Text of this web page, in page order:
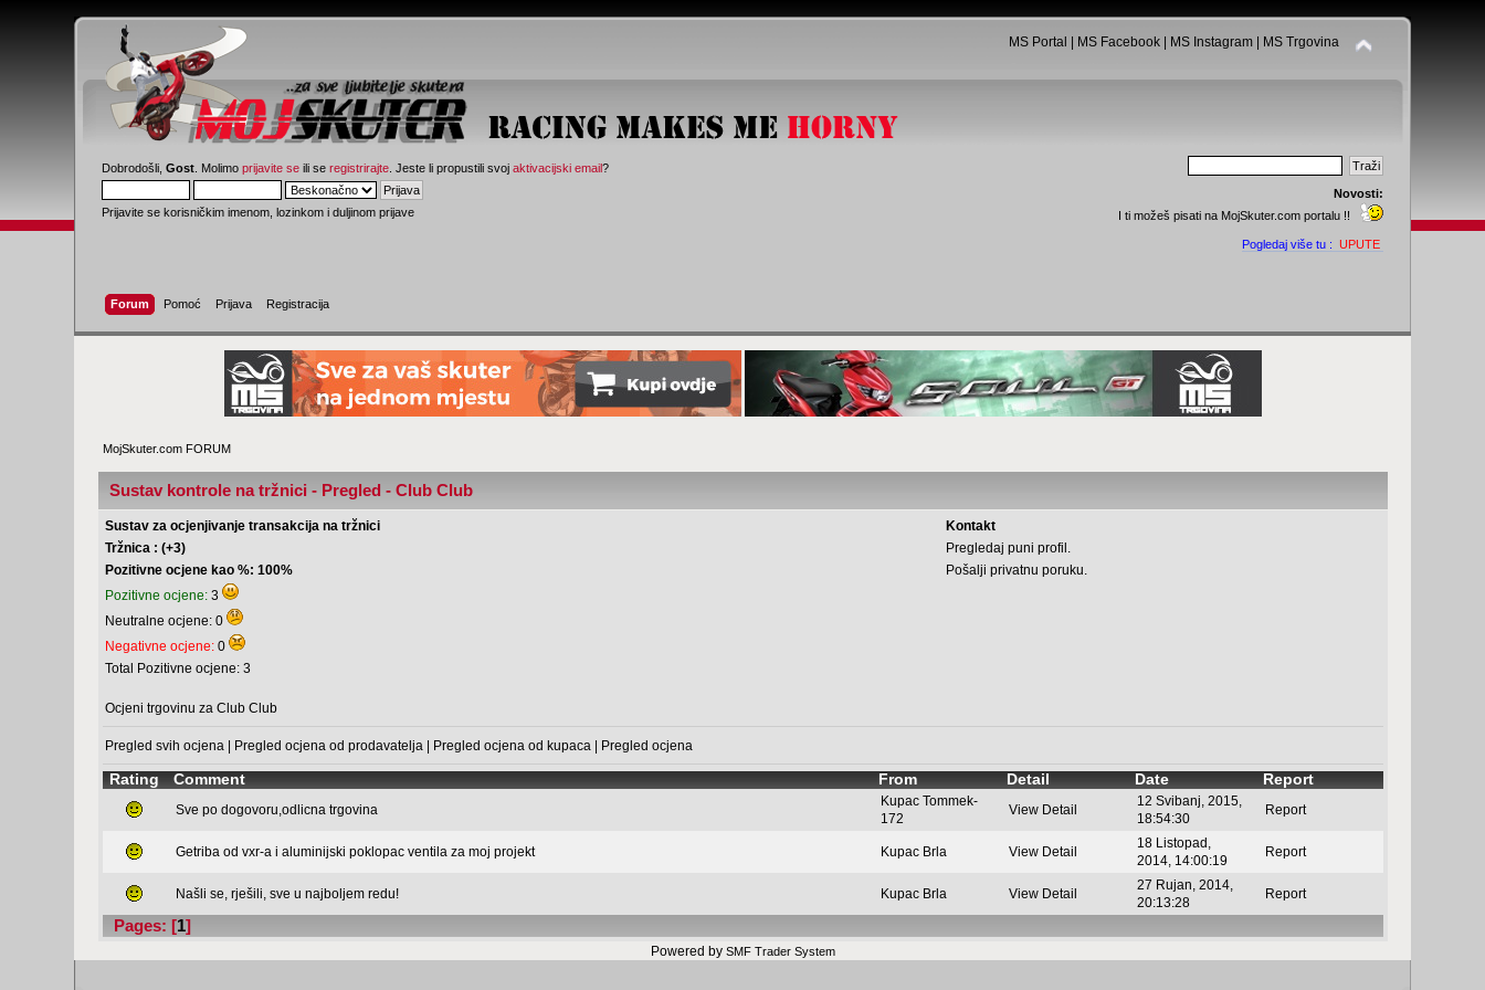
MS Portal MS Facebook| MS Instagram| MS Trgovina
Dobrodošli,Gost . Molimoprijavite se ili seregistrirajte . Jeste li propustili svojaktivacijski email?
Prijavite se korisničkim imenom, lozinkom i duljinom prijave
Novosti:
I ti možeš pisati na MojSkuter.com portalu !!
Pogledaj više tu : UPUTE
Forum Pomoć Prijava Registracija
MojSkuter.com FORUM
Sustav kontrole na tržnici - Pregled - Club Club
Sustav za ocjenjivanje transakcija na tržnici
Kontakt
Tržnica : (+3)
Pregledaj puni profil.
Pozitivne ocjene kao %: 100%
Pošalji privatnu poruku.
Pozitivne ocjene: 3
Neutralne ocjene: 0
Negativne ocjene: 0
Total Pozitivne ocjene: 3
Ocjeni trgovinu za Club Club
Pregled svih ocjena | Pregled ocjena od prodavatelja | Pregled ocjena od kupaca | Pregled ocjena
Rating Comment From Detail Date Report
Sve po dogovoru,odlicna trgovina
KupacTommek-
172
View Detail
12 Svibanj, 2015,
18:54:30
Report
Getriba od vxr-a i aluminijski poklopac ventila za moj projekt Kupac Brla View Detail
18 Listopad,
2014, 14:00:19
Report
Našli se, rješili, sve u najboljem redu! Kupac Brla View Detail
27 Rujan, 2014,
20:13:28
Report
Pages: [1]
Powered by SMF Trader System